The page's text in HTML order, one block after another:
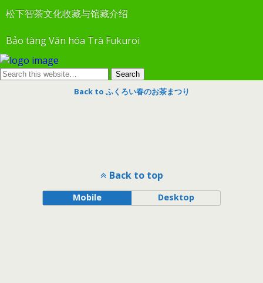
松下智茶文化收藏与馆藏介绍
Bảo tàng Văn hóa Trà Fukuroi
Back to ふくろい春のお茶まつり
Back to top
Mobile Desktop